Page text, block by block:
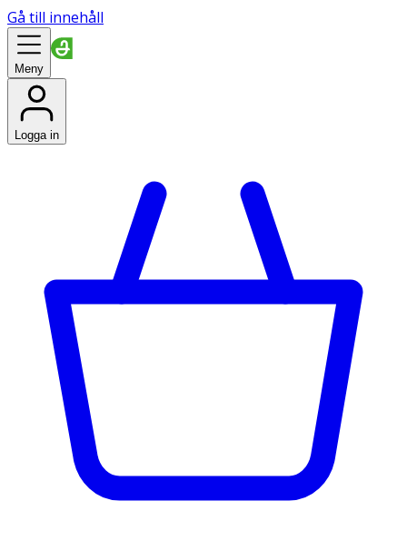
Gå till innehåll
Meny
Logga in